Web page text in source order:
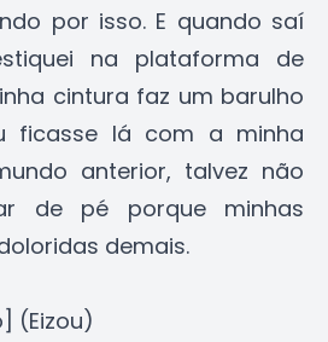
por isso. E quando saí
na plataforma de
cintura faz um barulho
ficasse lá com a minha
anterior, talvez não
de pé porque minhas
demais.
(Eizou)